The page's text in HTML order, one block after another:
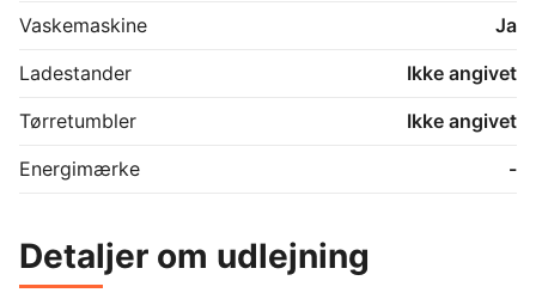
Vaskemaskine
Ja
Ladestander
Ikke angivet
Tørretumbler
Ikke angivet
Energimærke
-
Detaljer om udlejning